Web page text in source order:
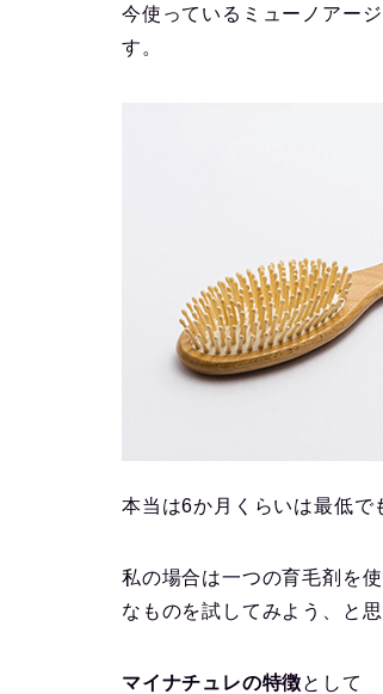
今使っているミューノアー
す。
本当は6か月くらいは最低で
私の場合は一つの育毛剤を
なものを試してみよう、と
マイナチュレの特徴として